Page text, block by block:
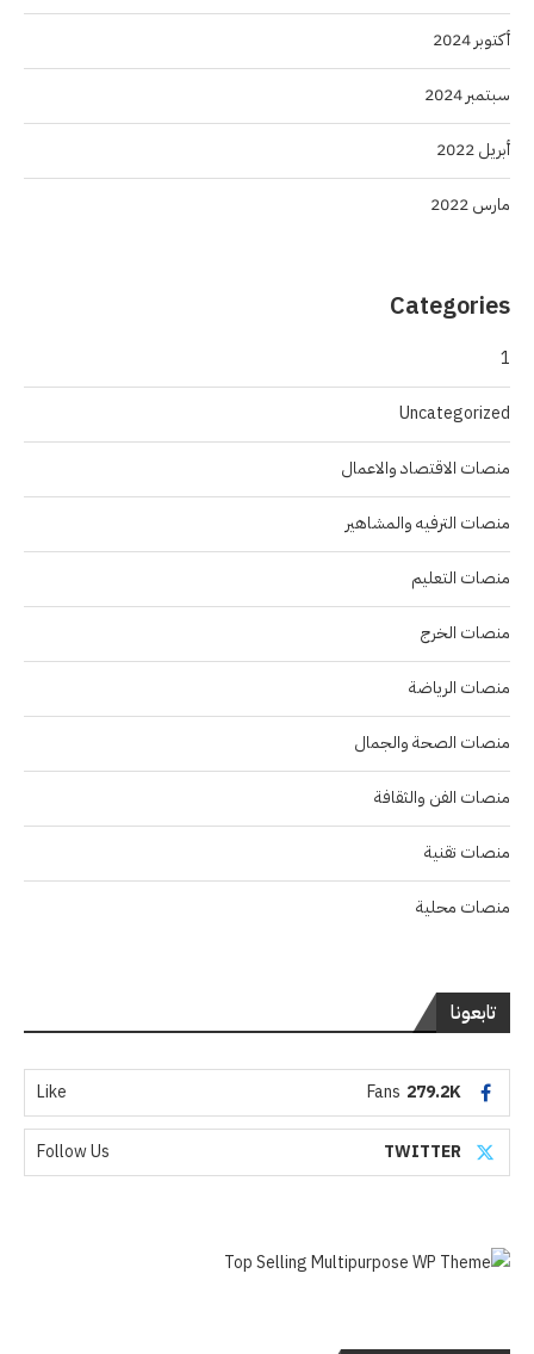
أكتوبر 2024
سبتمبر 2024
أبريل 2022
مارس 2022
Categories
1
Uncategorized
منصات الاقتصاد والاعمال
منصات الترفيه والمشاهير
منصات التعليم
منصات الخرج
منصات الرياضة
منصات الصحة والجمال
منصات الفن والثقافة
منصات تقنية
منصات محلية
تابعونا
279.2K
Fans
Like
TWITTER
Follow Us